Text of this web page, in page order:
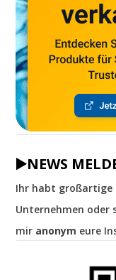
▶️NEWS
Ihr habt großartige
Unternehmen oder
mir anonym eure